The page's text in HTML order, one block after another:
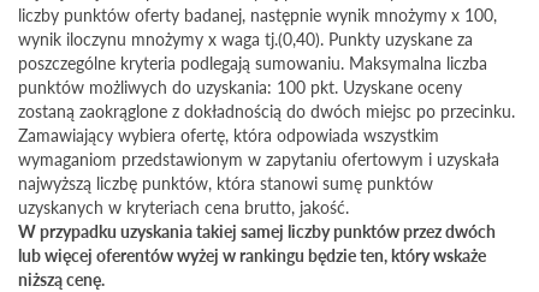
liczby punktów oferty badanej, następnie wynik mnożymy x 100,
wynik iloczynu mnożymy x waga tj.(0,40). Punkty uzyskane za
poszczególne kryteria podlegają sumowaniu. Maksymalna liczba
punktów możliwych do uzyskania: 100 pkt. Uzyskane oceny
zostaną zaokrąglone z dokładnością do dwóch miejsc po przecinku.
Zamawiający wybiera ofertę, która odpowiada wszystkim
wymaganiom przedstawionym w zapytaniu ofertowym i uzyskała
najwyższą liczbę punktów, która stanowi sumę punktów
uzyskanych w kryteriach cena brutto, jakość.
W przypadku uzyskania takiej samej liczby punktów przez dwóch
lub więcej oferentów wyżej w rankingu będzie ten, który wskaże
niższą cenę.